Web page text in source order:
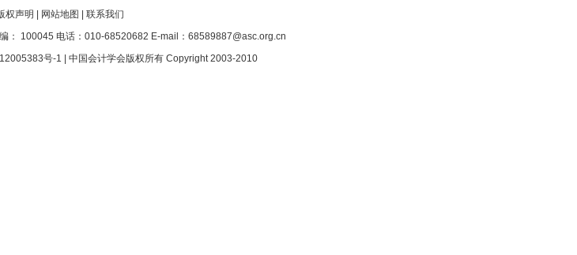
权声明 网站地图
联系我们
： 100045 电话：010-68520682 E-mail：68589887@asc.org.cn
号-1 | 中国会计学会版权所有 Copyright 2003-2010